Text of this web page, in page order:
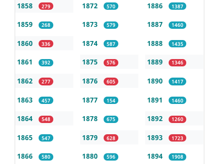
1858 279
1859 268
1860 336
1861 392
1862 277
1863 457
1864 548
1865 547
1866 580
1872 570
1873 579
1874 587
1875 576
1876 605
1877 154
1878 675
1879 628
1880 596
1886 1387
1887 1460
1888 1435
1889 1346
1890 1417
1891 1460
1892 1260
1893 1723
1894 1908